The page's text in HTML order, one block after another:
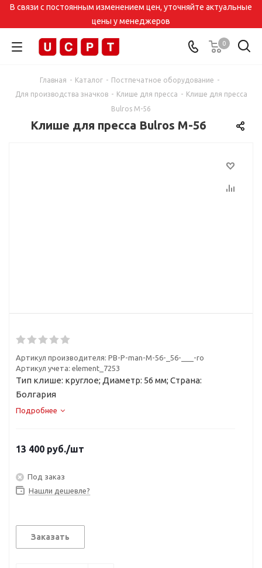
В связи с постоянным изменением цен, уточняйте актуальные
цены у менеджеров
0
Главная - Каталог - Постпечатное оборудование -
Для производства значков - Клише для пресса - Клише для пресса
Bulros M-56
Клише для пресса Bulros M-56
Артикул производителя: PB-P-man-M-56-_56-___-ro
Артикул учета: element_7253
Тип клише: круглое; Диаметр: 56 мм; Страна:
Болгария
Подробнее
13 400 руб./шт
Под заказ
Нашли дешевле?
Заказать